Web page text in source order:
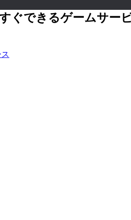
ぐできるゲームサー